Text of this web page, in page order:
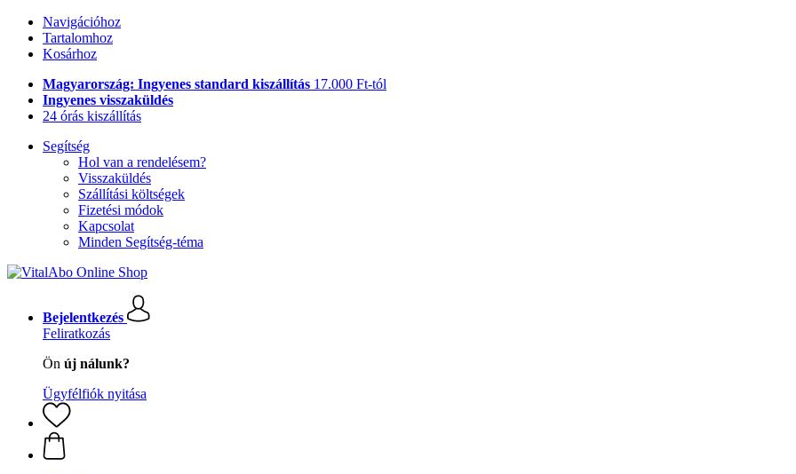
Navigációhoz
Tartalomhoz
Kosárhoz
Magyarország: Ingyenes standard kiszállítás 17.000 Ft-tól
Ingyenes visszaküldés
24 órás kiszállítás
Segítség
Hol van a rendelésem?
Visszaküldés
Szállítási költségek
Fizetési módok
Kapcsolat
Minden Segítség-téma
Bejelentkezés
Feliratkozás
Ön új nálunk?
Ügyfélfiók nyitása